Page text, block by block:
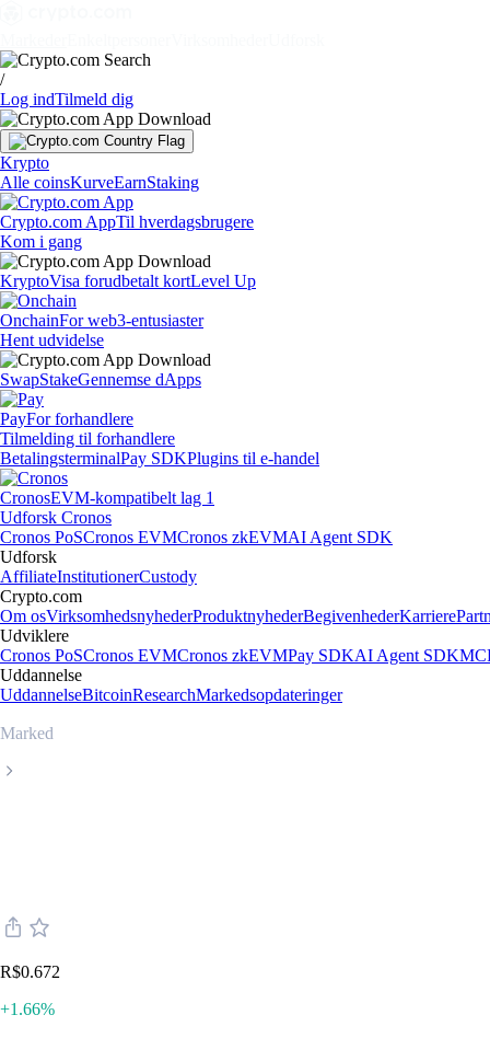
/
Log indTilmeld dig
Krypto
Alle coinsKurveEarnStaking
Crypto.com AppTil hverdagsbrugere
Kom i gang
KryptoVisa forudbetalt kortLevel Up
OnchainFor web3-entusiaster
Hent udvidelse
SwapStakeGennemse dApps
PayFor forhandlere
Tilmelding til forhandlere
BetalingsterminalPay SDKPlugins til e-handel
CronosEVM-kompatibelt lag 1
Udforsk Cronos
Cronos PoSCronos EVMCronos zkEVMAI Agent SDK
Udforsk
AffiliateInstitutionerCustody
Crypto.com
Om osVirksomhedsnyhederProduktnyhederBegivenhederKarriere
Udviklere
Cronos PoSCronos EVMCronos zkEVMPay SDKAI Agent SDK
Uddannelse
UddannelseBitcoinResearchMarkedsopdateringer
Marked
R$0.672
+1.66%